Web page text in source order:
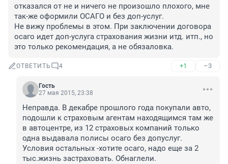
отказался от не и ничего не произошло плохого, мне
так-же оформили ОСАГО и без доп-услуг.
Не вижу проблемы в этом. При заключении договора
осаго идет доп-услуга страхования жизни итд. итп., но
это только рекомендация, а не обязаловка.
ОТВЕТИТЬ 4 +1 –3
Гость
27 мая 2015, 23:38
Неправда. В декабре прошлого года покупали авто,
подошли к страховым агентам находящимся там же
в автоцентре, из 12 страховых компаний только
одна выдавала полисы осаго без допуслуг.
Условия остальных -хотите осаго, надо еще за 2
тыс.жизнь застраховать. Обнаглели.